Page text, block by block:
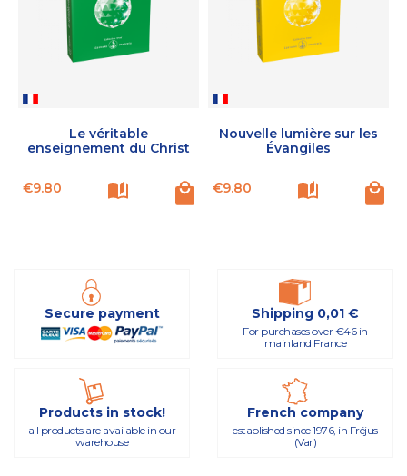
Le véritable
enseignement du Christ
Price
€9.80
Nouvelle lumière sur les
Évangiles
Price
€9.80
Secure payment Shipping 0,01 €
For purchases over €46 in
mainland France
Products in stock!
all products are available in our
warehouse
French company
established since 1976, in Fréjus
(Var)